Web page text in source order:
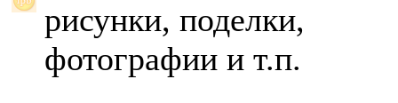
рисунки, поделки,
фотографии и т.п.